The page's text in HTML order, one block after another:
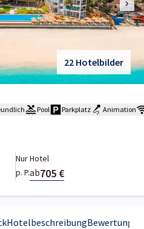
22 Hotelbilder
Pool Parkplatz Animation
Nur Hotel
p. P.ab705 €
HotelbeschreibungBewertungen